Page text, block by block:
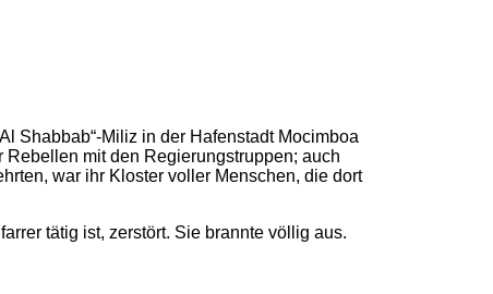
Shabbab“-Miliz in der Hafenstadt Mocimboa
mit den Regierungstruppen; auch
war ihr Kloster voller Menschen, die dort
tätig ist, zerstört. Sie brannte völlig aus.